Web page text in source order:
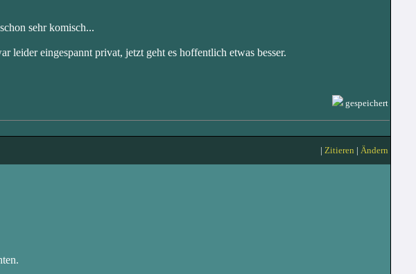
sehr komisch...
eingespannt privat, jetzt geht es hoffentlich etwas besser.
gespeichert
| Zitieren | Ändern